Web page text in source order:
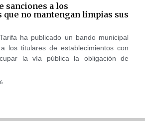
sanciones a los
que no mantengan limpias sus
ha publicado un bando municipal
los titulares de establecimientos con
la vía pública la obligación de